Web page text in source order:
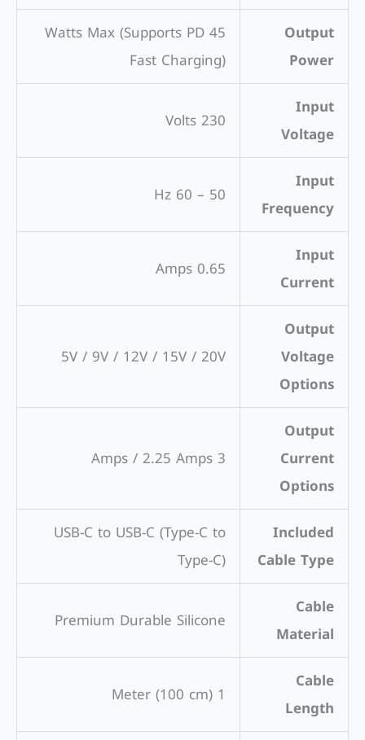
Output
Power
45 Watts Max (Supports PD
Fast Charging)
Input
Voltage
230 Volts
Input
Frequency
50 – 60 Hz
Input
Current
0.65 Amps
Output
Voltage
Options
5V / 9V / 12V / 15V / 20V
Output
Current
Options
3 Amps / 2.25 Amps
Included
Cable Type
USB-C to USB-C (Type-C to
Type-C)
Cable
Material
Premium Durable Silicone
Cable
Length
1 Meter (100 cm)